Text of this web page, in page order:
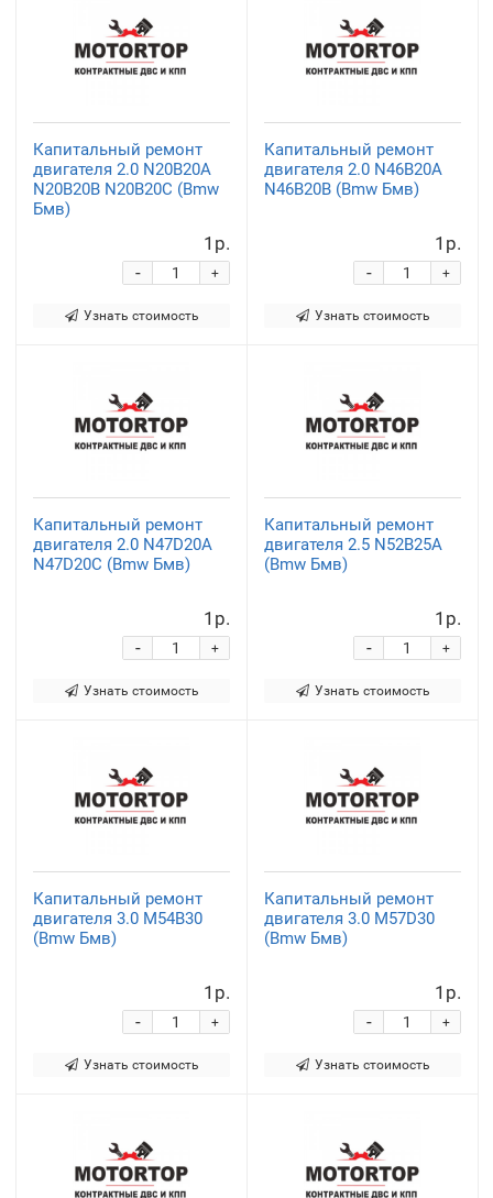
Капитальный ремонт
двигателя 2.0 N20B20A
N20B20B N20B20C (Bmw
Бмв)
1р.
+
-
Узнать стоимость
Капитальный ремонт
двигателя 2.0 N46B20A
N46B20B (Bmw Бмв)
1р.
+
-
Узнать стоимость
Капитальный ремонт
двигателя 2.0 N47D20A
N47D20С (Bmw Бмв)
1р.
+
-
Узнать стоимость
Капитальный ремонт
двигателя 2.5 N52B25A
(Bmw Бмв)
1р.
+
-
Узнать стоимость
Капитальный ремонт
двигателя 3.0 M54B30
(Bmw Бмв)
1р.
+
-
Узнать стоимость
Капитальный ремонт
двигателя 3.0 M57D30
(Bmw Бмв)
1р.
+
-
Узнать стоимость